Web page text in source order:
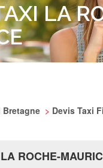
LA
Bretagne > Devis Taxi
ROCHE-